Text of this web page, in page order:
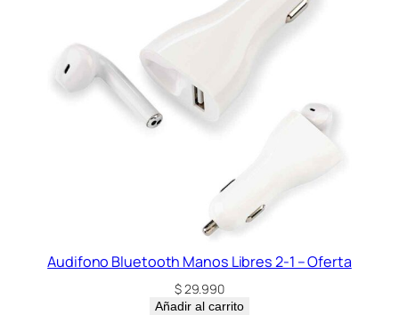
Audifono Bluetooth Manos Libres 2-1 – Oferta
$29.990
Añadir al carrito